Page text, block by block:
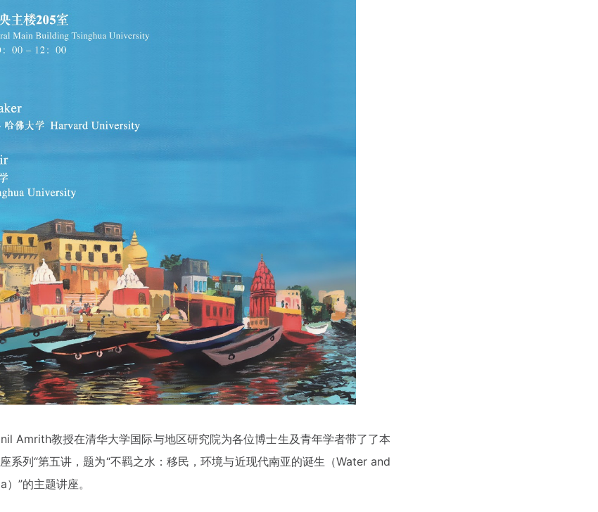
Amrith教授在清华大学国际与地区研究院为各位博士生及青年学者带了了本
系列“第五讲，题为“不羁之水：移民，环境与近现代南亚的诞生（Water and
”的主题讲座。